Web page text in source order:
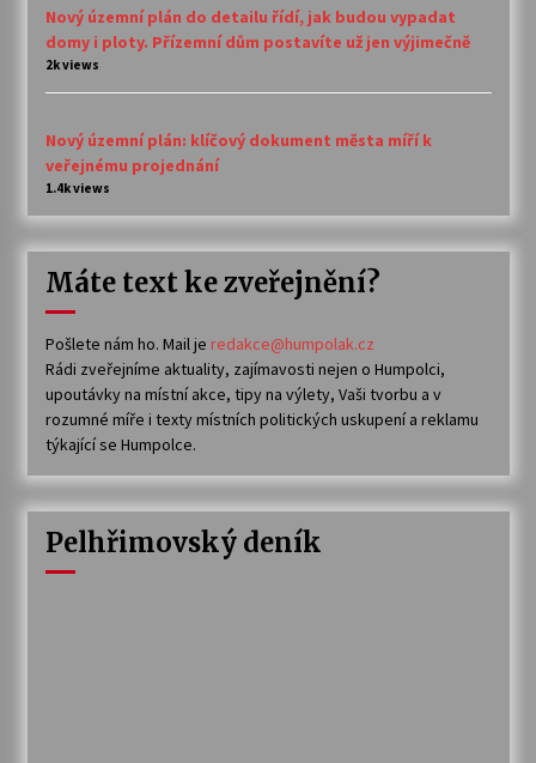
Nový územní plán do detailu řídí, jak budou vypadat
domy i ploty. Přízemní dům postavíte už jen výjimečně
2k views
Nový územní plán: klíčový dokument města míří k
veřejnému projednání
1.4k views
Máte text ke zveřejnění?
Pošlete nám ho. Mail je redakce@humpolak.cz
Rádi zveřejníme aktuality, zajímavosti nejen o Humpolci,
upoutávky na místní akce, tipy na výlety, Vaši tvorbu a v
rozumné míře i texty místních politických uskupení a reklamu
týkající se Humpolce.
Pelhřimovský deník